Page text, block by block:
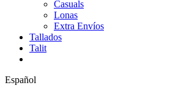
Casuals
Lonas
Extra Envíos
Tallados
Talit
Español